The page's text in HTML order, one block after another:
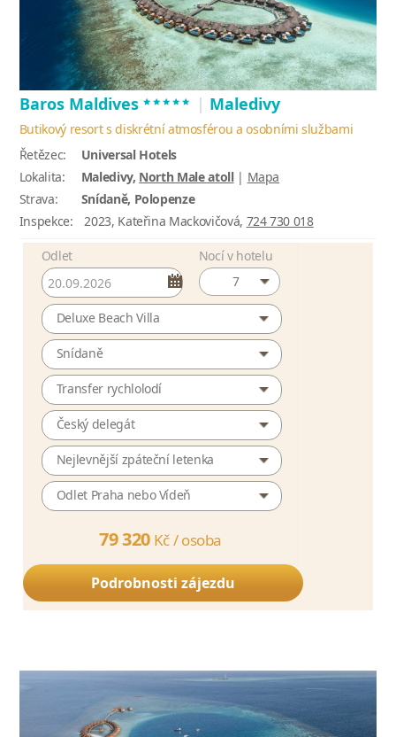
Baros Maldives ***** | Maledivy
Butikový resort s diskrétní atmosférou a osobními službami
Řetězec:
Universal Hotels
Lokalita:
Maledivy, North Male atoll| Mapa
Strava:
Snídaně, Polopenze
Inspekce:
2023, Kateřina Mackovičová, 724 730 018
Odlet
Nocí v hotelu
7
Deluxe Beach Villa
Snídaně
Transfer rychlolodí
Český delegát
Nejlevnější zpáteční letenka
Odlet Praha nebo Vídeň
79 320 Kč /osoba
Podrobnosti zájezdu